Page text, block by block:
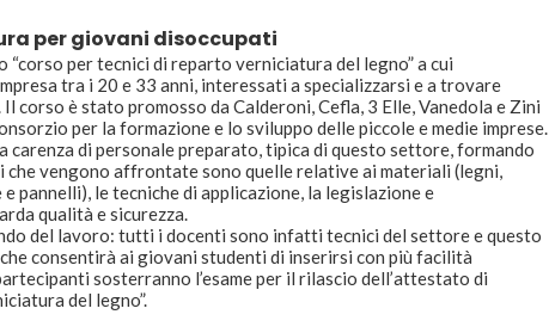
per giovani disoccupati
per tecnici di reparto verniciatura del legno” a cui
tra i 20 e 33 anni, interessati a specializzarsi e a trovare
corso è stato promosso da Calderoni, Cefla, 3 Elle, Vanedola e Zini
per la formazione e lo sviluppo delle piccole e medie imprese.
carenza di personale preparato, tipica di questo settore, formando
vengono affrontate sono quelle relative ai materiali (legni,
le tecniche di applicazione, la legislazione e
qualità e sicurezza.
del lavoro: tutti i docenti sono infatti tecnici del settore e questo
consentirà ai giovani studenti di inserirsi con più facilità
sosterranno l’esame per il rilascio dell’attestato di
del legno”.